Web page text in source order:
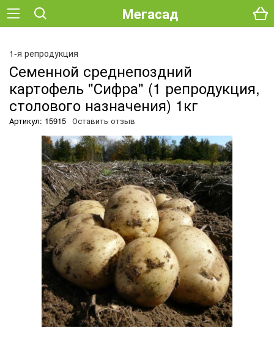
Мегасад
1-я репродукция
Семенной среднепоздний
картофель "Сифра" (1 репродукция,
столового назначения) 1кг
Артикул: 15915 Оставить отзыв